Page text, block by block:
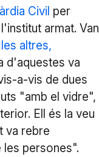
Civil per
armat. Van
les altres,
d'aquestes va
a-vis de dues
"amb el vidre",
Ell és la veu
va rebre
persones".